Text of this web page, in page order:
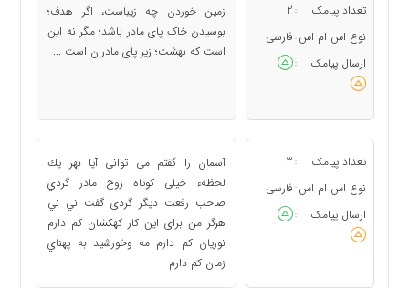
تعداد پیامک :
2
نوع اس ام اس : فارسی
ارسال پیامک
:
زمین خوردن چه زیباست، اگر هدف؛
بوسیدن خاک پای مادر باشد؛ مگر نه این
است که بهشت؛ زیر پای مادران است ...
تعداد پیامک :
3
نوع اس ام اس : فارسی
ارسال پیامک
:
آسمان را گفتم مي تواني آيا بهر يك
لحظهء خيلي كوتاه روح مادر گردي
صاحب رفعت ديگر گردي گفت ني ني
هرگز من براي اين كار كهكشان كم دارم
نوريان كم دارم مه وخورشيد به پهناي
زمان كم دارم